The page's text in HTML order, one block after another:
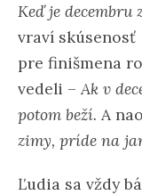
Keď je decembru
vraví
pre finišmena
vedeli –Ak v
potom beží. A
zimy, príde na
Ľudia sa vždy